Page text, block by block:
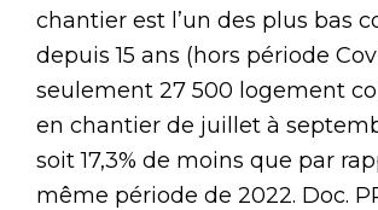
chantier est l’un des plus bas
depuis 15 ans (hors période
seulement 27 500 logement
en chantier de juillet à
soit 17,3% de moins que par
même période de 2022. Doc.